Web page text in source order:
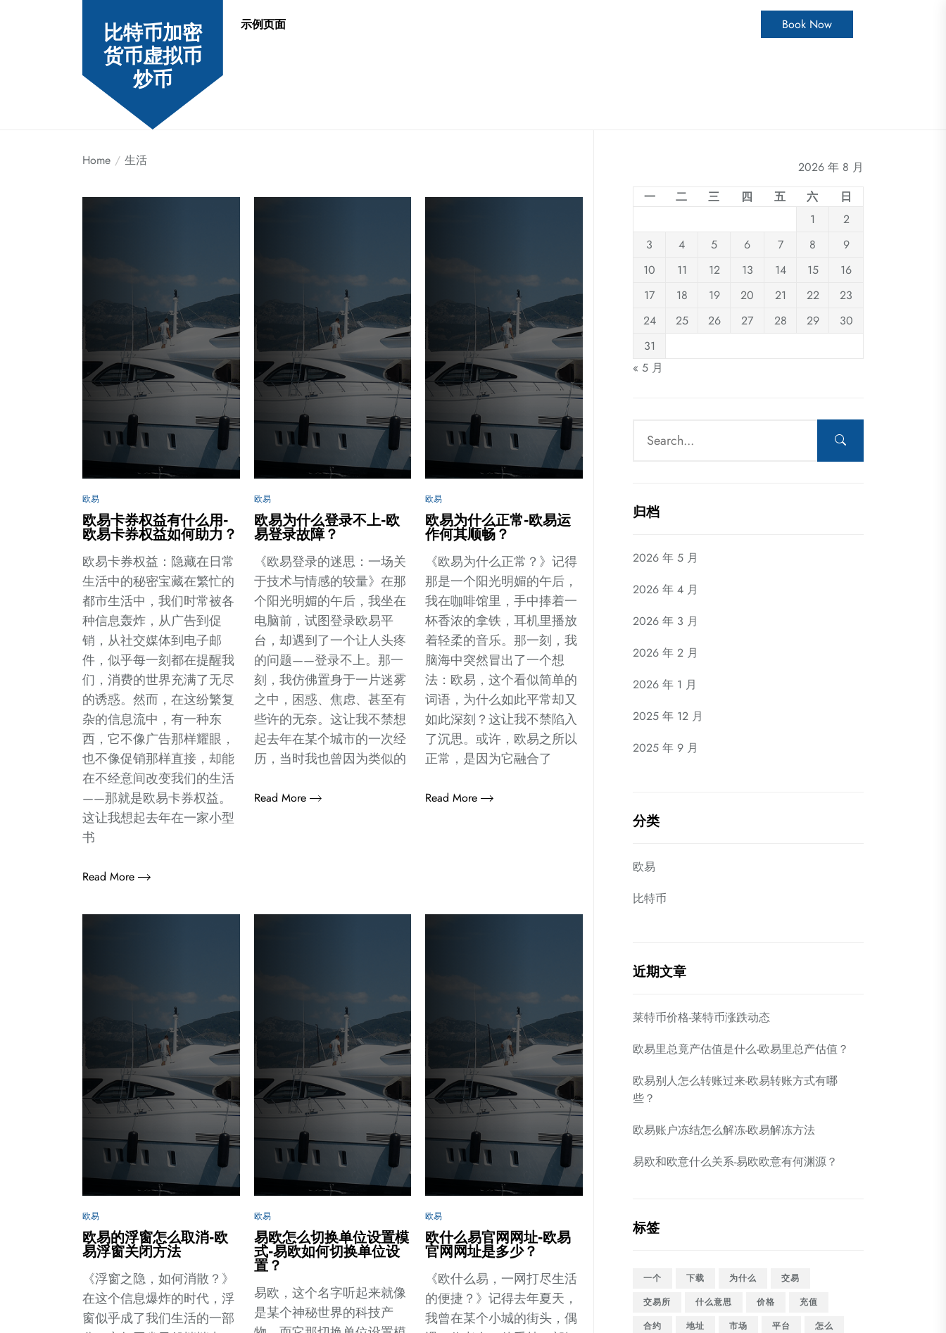
比特币加密
货币虚拟币
炒币
示例页面 Book Now
Home 生活
欧易
欧易卡券权益有什么用-
欧易卡券权益如何助力？
欧易卡券权益：隐藏在日常
生活中的秘密宝藏在繁忙的
都市生活中，我们时常被各
种信息轰炸，从广告到促
销，从社交媒体到电子邮
件，似乎每一刻都在提醒我
们，消费的世界充满了无尽
的诱惑。然而，在这纷繁复
杂的信息流中，有一种东
西，它不像广告那样耀眼，
也不像促销那样直接，却能
在不经意间改变我们的生活
——那就是欧易卡券权益。
这让我想起去年在一家小型
书
Read More
欧易
欧易为什么登录不上-欧
易登录故障？
《欧易登录的迷思：一场关
于技术与情感的较量》在那
个阳光明媚的午后，我坐在
电脑前，试图登录欧易平
台，却遇到了一个让人头疼
的问题——登录不上。那一
刻，我仿佛置身于一片迷雾
之中，困惑、焦虑、甚至有
些许的无奈。这让我不禁想
起去年在某个城市的一次经
历，当时我也曾因为类似的
Read More
欧易
欧易为什么正常-欧易运
作何其顺畅？
《欧易为什么正常？》记得
那是一个阳光明媚的午后，
我在咖啡馆里，手中捧着一
杯香浓的拿铁，耳机里播放
着轻柔的音乐。那一刻，我
脑海中突然冒出了一个想
法：欧易，这个看似简单的
词语，为什么如此平常却又
如此深刻？这让我不禁陷入
了沉思。或许，欧易之所以
正常，是因为它融合了
Read More
欧易
欧易的浮窗怎么取消-欧
易浮窗关闭方法
《浮窗之隐，如何消散？》
在这个信息爆炸的时代，浮
窗似乎成了我们生活的一部
欧易
易欧怎么切换单位设置模
式-易欧如何切换单位设
置？
易欧，这个名字听起来就像
是某个神秘世界的科技产
欧易
欧什么易官网网址-欧易
官网网址是多少？
《欧什么易，一网打尽生活
的便捷？》记得去年夏天，
我曾在某个小城的街头，偶
2026 年 8 月
一
二 三 四 五 六
日
1
2
3
4 5 6 7 8
9
10
11 12 13 14 15
16
17
18 19 20 21 22
23
24
25 26 27 28 29
30
31
« 5 月
归档
2026 年 5 月
2026 年 4 月
2026 年 3 月
2026 年 2 月
2026 年 1 月
2025 年 12 月
2025 年 9 月
分类
欧易
比特币
近期文章
莱特币价格-莱特币涨跌动态
欧易里总竟产估值是什么-欧易里总产估值？
欧易别人怎么转账过来-欧易转账方式有哪
些？
欧易账户冻结怎么解冻-欧易解冻方法
易欧和欧意什么关系-易欧欧意有何渊源？
标签
一个 下载 为什么
交易
交易所
什么意思 价格
充值
合约
地址 市场 平台
怎么